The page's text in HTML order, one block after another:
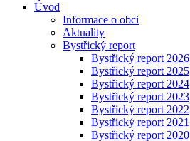
Úvod
Informace o obci
Aktuality
Bystřický report
Bystřický report 2026
Bystřický report 2025
Bystřický report 2024
Bystřický report 2023
Bystřický report 2022
Bystřický report 2021
Bystřický report 2020